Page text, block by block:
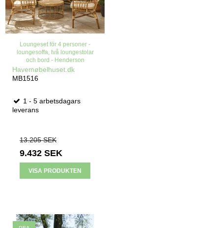
Loungeset för 4 personer -
loungesoffa, två loungestolar
och bord - Henderson
Havemøbelhuset.dk
MB1516
1 - 5 arbetsdagars
leverans
13.205 SEK
9.432 SEK
VISA PRODUKTEN